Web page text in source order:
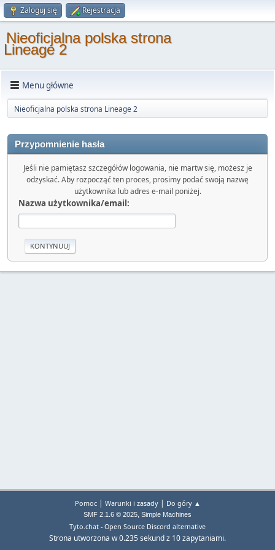
Zaloguj się Rejestracja
Nieoficjalna polska strona
Lineage 2
Menu główne
Nieoficjalna polska strona Lineage 2
Przypomnienie hasła
Jeśli nie pamiętasz szczegółów logowania, nie martw się, możesz je
odzyskać. Aby rozpocząć ten proces, prosimy podać swoją nazwę
użytkownika lub adres e-mail poniżej.
Nazwa użytkownika/email:
Pomoc| Warunki i zasady| Do góry ▲
SMF 2.1.6 © 2025, Simple Machines
Tyto.chat - Open Source Discord alternative
Strona utworzona w 0.235 sekund z 10 zapytaniami.